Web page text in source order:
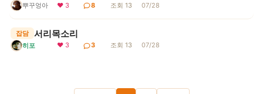
뿌꾸엉아 ❤ 3 8 조회 13 07/28
잡담 서리목소리
히포 ❤ 3 3 조회 13 07/28